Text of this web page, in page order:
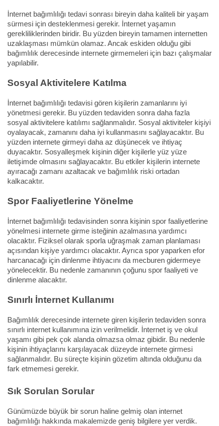
İnternet bağımlılığı tedavi sonrası bireyin daha kaliteli bir yaşam
sürmesi için desteklenmesi gerekir. İnternet yaşamın
gerekliliklerinden biridir. Bu yüzden bireyin tamamen internetten
uzaklaşması mümkün olamaz. Ancak eskiden olduğu gibi
bağımlılık derecesinde internete girmemeleri için bazı çalışmalar
yapılabilir.
Sosyal Aktivitelere Katılma
İnternet bağımlılığı tedavisi gören kişilerin zamanlarını iyi
yönetmesi gerekir. Bu yüzden tedaviden sonra daha fazla
sosyal aktivitelere katılımı sağlanmalıdır. Sosyal aktiviteler kişiyi
oyalayacak, zamanını daha iyi kullanmasını sağlayacaktır. Bu
yüzden internete girmeyi daha az düşünecek ve ihtiyaç
duyacaktır. Sosyalleşmek kişinin diğer kişilerle yüz yüze
iletişimde olmasını sağlayacaktır. Bu etkiler kişilerin internete
ayıracağı zamanı azaltacak ve bağımlılık riski ortadan
kalkacaktır.
Spor Faaliyetlerine Yönelme
İnternet bağımlılığı tedavisinden sonra kişinin spor faaliyetlerine
yönelmesi internete girme isteğinin azalmasına yardımcı
olacaktır. Fiziksel olarak sporla uğraşmak zaman planlaması
açısından kişiye yardımcı olacaktır. Ayrıca spor yaparken efor
harcanacağı için dinlenme ihtiyacını da mecburen gidermeye
yönelecektir. Bu nedenle zamanının çoğunu spor faaliyeti ve
dinlenme alacaktır.
Sınırlı İnternet Kullanımı
Bağımlılık derecesinde internete giren kişilerin tedaviden sonra
sınırlı internet kullanımına izin verilmelidir. İnternet iş ve okul
yaşamı gibi pek çok alanda olmazsa olmaz gibidir. Bu nedenle
kişinin ihtiyaçlarını karşılayacak düzeyde internete girmesi
sağlanmalıdır. Bu süreçte kişinin gözetim altında olduğunu da
fark etmemesi gerekir.
Sık Sorulan Sorular
Günümüzde büyük bir sorun haline gelmiş olan internet
bağımlılığı hakkında makalemizde geniş bilgilere yer verdik.